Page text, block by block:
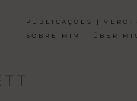
PUBLICAÇÕES |
SOBRE MIM | ÜBER